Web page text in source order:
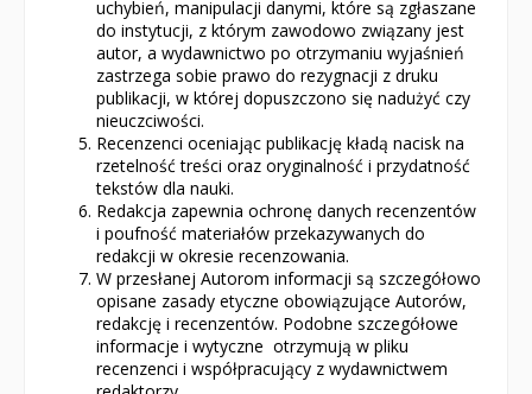
Albumy pamiątkowe
Baśnie, bajki
Cecylka Knedelek
Dyplomy dla dzieci
Encyklopedie, leksykony
Edukacja przyrodnicza - Życie bez granic
Emocje i wartości
Kreatywne zabawy
uchybień, manipulacji danymi, które są zgłaszane
do instytucji, z którym zawodowo związany jest
autor, a wydawnictwo po otrzymaniu wyjaśnień
zastrzega sobie prawo do rezygnacji z druku
publikacji, w której dopuszczono się nadużyć czy
nieuczciwości.
Recenzenci oceniając publikację kładą nacisk na
rzetelność treści oraz oryginalność i przydatność
tekstów dla nauki.
Redakcja zapewnia ochronę danych recenzentów
i poufność materiałów przekazywanych do
redakcji w okresie recenzowania.
W przesłanej Autorom informacji są szczegółowo
opisane zasady etyczne obowiązujące Autorów,
redakcję i recenzentów. Podobne szczegółowe
informacje i wytyczne otrzymują w pliku
recenzenci i współpracujący z wydawnictwem